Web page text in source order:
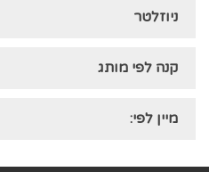
ניוזלטר
קנה לפי מותג
מיין לפי: